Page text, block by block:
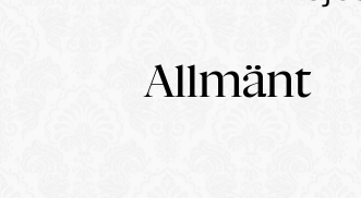
Allmänt